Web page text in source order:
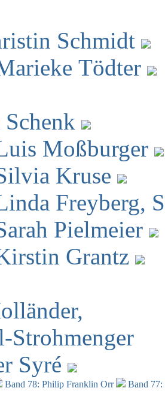
Schmidt
Tödter
Moßburger
Kruse
Freyberg,
Pielmeier
Grantz
Syré
Band 78: Philip Franklin Orr
Band